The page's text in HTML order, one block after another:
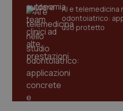
AI e telemedicina
odontoiatrico:
uso protetto
CookieScriptConsent